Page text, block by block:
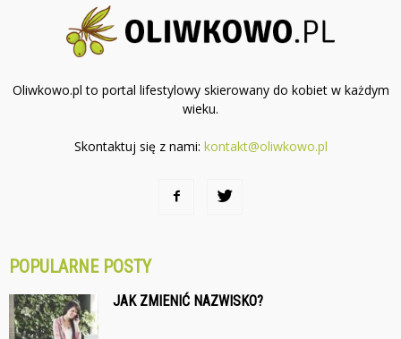
Oliwkowo.pl to portal lifestylowy skierowany do kobiet w każdym
wieku.
Skontaktuj się z nami: kontakt@oliwkowo.pl
POPULARNE POSTY
JAK ZMIENIĆ NAZWISKO?